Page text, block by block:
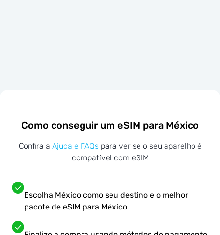
Como conseguir um eSIM para México
Confira a Ajuda e FAQs para ver se o seu aparelho é
compatível com eSIM
Escolha México como seu destino e o melhor
pacote de eSIM para México